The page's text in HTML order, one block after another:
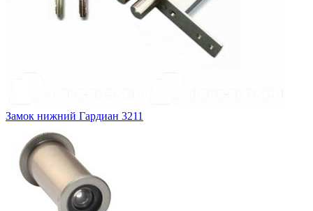
Замок нижний Гардиан 3211